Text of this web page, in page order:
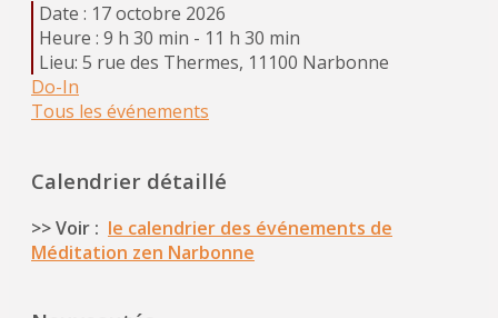
Date : 17 octobre 2026
Heure : 9 h 30 min - 11 h 30 min
Lieu: 5 rue des Thermes, 11100 Narbonne
Do-In
Tous les événements
Calendrier détaillé
>> Voir : le calendrier des événements de
Méditation zen Narbonne